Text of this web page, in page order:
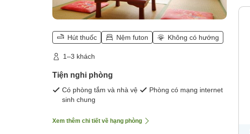
Hút thuốc Nệm futon Không có hướng
1–3 khách
Tiện nghi phòng
Có phòng tắm và nhà vệ
sinh chung
Phòng có mạng internet
Xem thêm chi tiết về hạng phòng